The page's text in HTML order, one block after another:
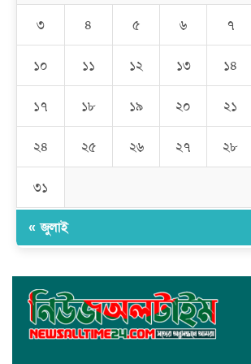
সাধারণ মানুষ
মেহেদীপুর গ্রামে ব্যতিক্রমী আয়োজন: একত্রে
রমজান উপলক্ষে সাভারে মানবাধিকার
জাবাল-ই-নূর মডেল মাদ্রাসায় ১২তম বার্ষিক
৩ ৪ ৫ ৬ ৭
১০ ১১ ১২ ১৩ ১৪
১৭ ১৮ ১৯ ২০ ২১
২৪ ২৫ ২৬ ২৭ ২৮
৩১
« জুলাই